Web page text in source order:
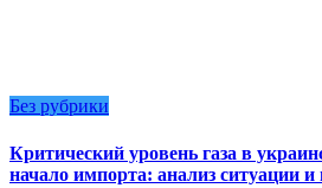
Без рубрики
Критический уровень газа в
начало импорта: анализ ситуации